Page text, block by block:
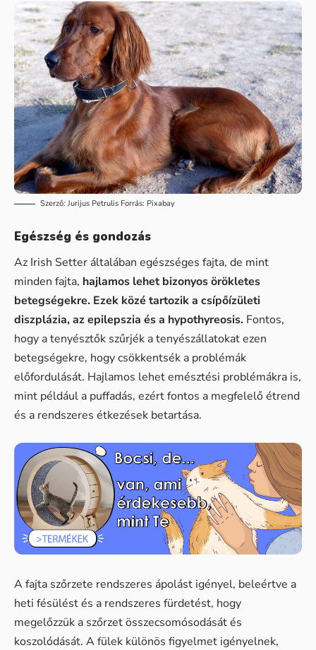
Szerző: Jurijus Petrulis Forrás: Pixabay
Egészség és gondozás
Az Irish Setter általában egészséges fajta, de mint
minden fajta, hajlamos lehet bizonyos örökletes
betegségekre. Ezek közé tartozik a csípőízületi
diszplázia, az epilepszia és a hypothyreosis. Fontos,
hogy a tenyésztők szűrjék a tenyészállatokat ezen
betegségekre, hogy csökkentsék a problémák
előfordulását. Hajlamos lehet emésztési problémákra is,
mint például a puffadás, ezért fontos a megfelelő étrend
és a rendszeres étkezések betartása.
A fajta szőrzete rendszeres ápolást igényel, beleértve a
heti fésülést és a rendszeres fürdetést, hogy
megelőzzük a szőrzet összecsomósodását és
koszolódását. A fülek különös figyelmet igényelnek,